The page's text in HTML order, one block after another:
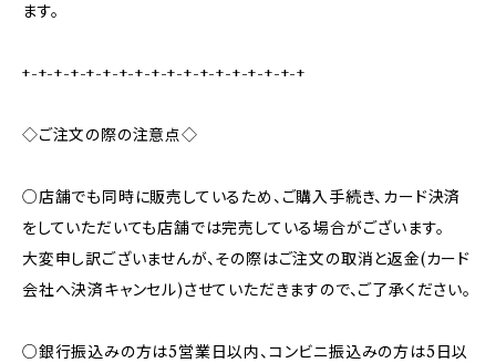
ます。
+-+-+-+-+-+-+-+-+-+-+-+-+-+-+-+-+-+
◇ご注文の際の注意点◇
○店舗でも同時に販売しているため、ご購入手続き、カード決済
をしていただいても店舗では完売している場合がございます。
大変申し訳ございませんが、その際はご注文の取消と返金(カード
会社へ決済キャンセル)させていただきますので、ご了承ください。
○銀行振込みの方は5営業日以内、コンビニ振込みの方は5日以